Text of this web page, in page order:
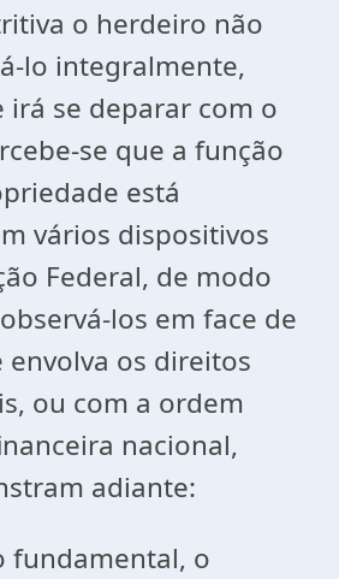
o herdeiro não
lo integralmente,
irá se deparar com o
se que a função
está
vários dispositivos
Federal, de modo
los em face de
envolva os direitos
ou com a ordem
nacional,
adiante:
fundamental, o